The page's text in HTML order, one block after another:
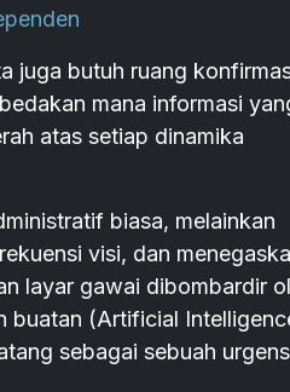
juga butuh ruang
mana informasi
atas setiap dinamika
biasa, melainkan
visi, dan
layar gawai dibombardir
buatan (Artificial
sebagai sebuah